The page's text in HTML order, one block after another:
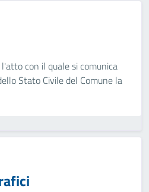
con il quale si comunica
Stato Civile del Comune la